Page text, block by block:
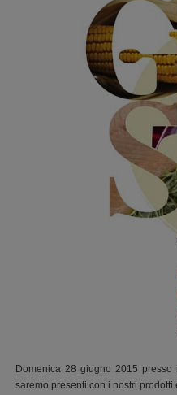
Domenica 28 giugno 2015
saremo presenti con i nostri prodotti